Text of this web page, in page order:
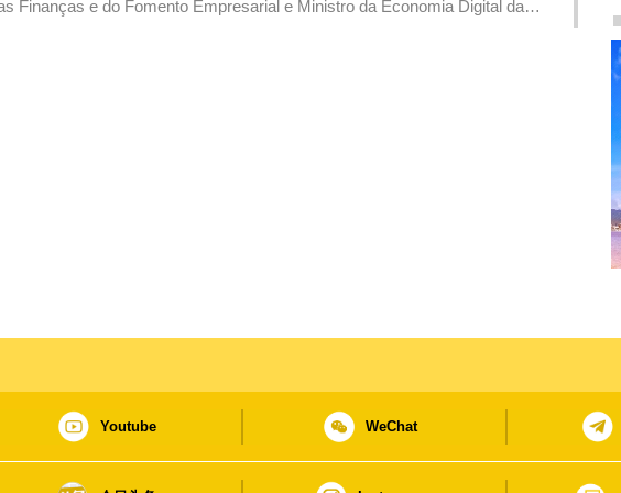
Finanças e do Fomento Empresarial e Ministro da Economia Digital da
Youtube WeChat